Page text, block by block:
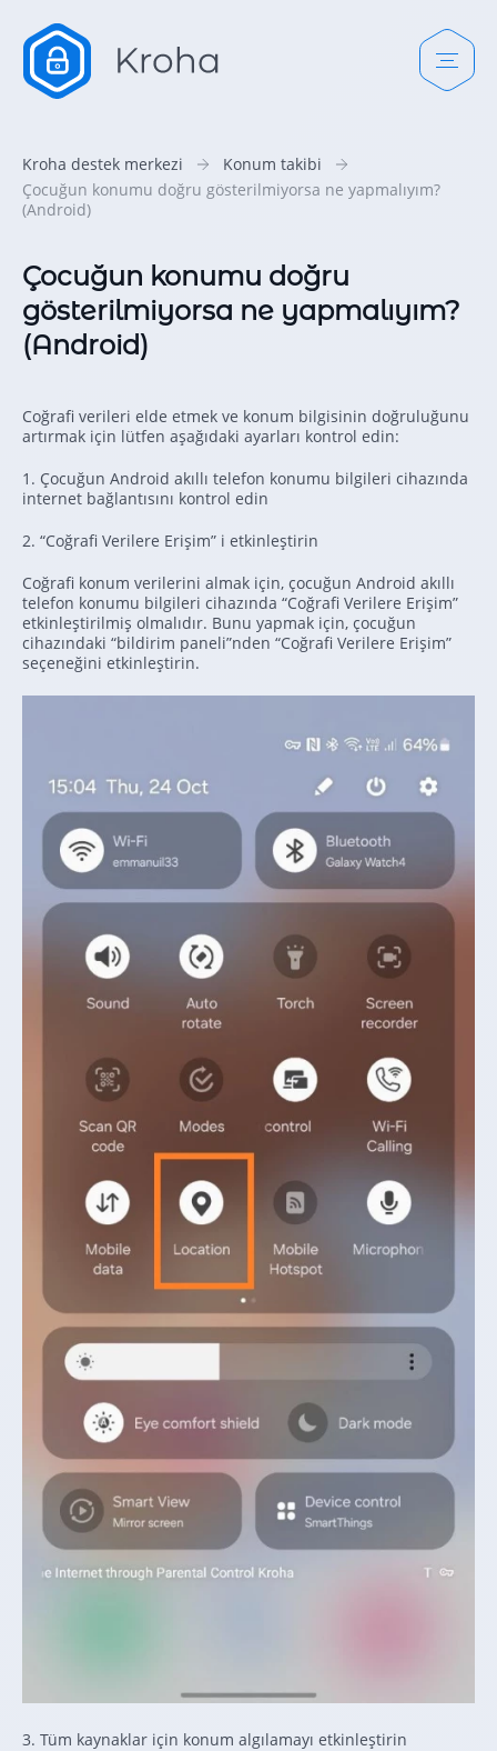
Kroha destek merkezi
Konum takibi
Çocuğun konumu doğru gösterilmiyorsa ne yapmalıyım?
(Android)
Çocuğun konumu doğru
gösterilmiyorsa ne yapmalıyım?
(Android)
Coğrafi verileri elde etmek ve konum bilgisinin doğruluğunu
artırmak için lütfen aşağıdaki ayarları kontrol edin:
1. Çocuğun Android akıllı telefon konumu bilgileri cihazında
internet bağlantısını kontrol edin
2. “Coğrafi Verilere Erişim” i etkinleştirin
Coğrafi konum verilerini almak için, çocuğun Android akıllı
telefon konumu bilgileri cihazında “Coğrafi Verilere Erişim”
etkinleştirilmiş olmalıdır. Bunu yapmak için, çocuğun
cihazındaki “bildirim paneli”nden “Coğrafi Verilere Erişim”
seçeneğini etkinleştirin.
3. Tüm kaynaklar için konum algılamayı etkinleştirin